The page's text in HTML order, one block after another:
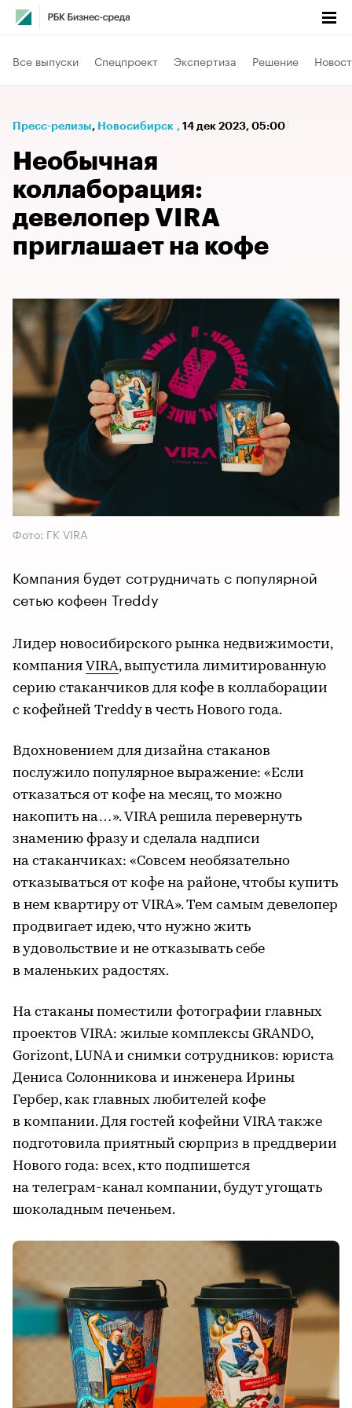
Все выпуски Спецпроект Экспертиза Решение
Пресс-релизы⁠, Новосибирск , 14 дек 2023, 05:00
Необычная
коллаборация:
девелопер VIRA
приглашает на кофе
Фото: ГК VIRA
Компания будет сотрудничать с популярной
сетью кофеен Treddy
Лидер новосибирского рынка недвижимости,
компания VIRA, выпустила лимитированную
серию стаканчиков для кофе в коллаборации
с кофейней Treddy в честь Нового года.
Вдохновением для дизайна стаканов
послужило популярное выражение: «Если
отказаться от кофе на месяц, то можно
накопить на…». VIRA решила перевернуть
знамению фразу и сделала надписи
на стаканчиках: «Совсем необязательно
отказываться от кофе на районе, чтобы купить
в нем квартиру от VIRA». Тем самым девелопер
продвигает идею, что нужно жить
в удовольствие и не отказывать себе
в маленьких радостях.
На стаканы поместили фотографии главных
проектов VIRA: жилые комплексы GRANDO,
Gorizont, LUNA и снимки сотрудников: юриста
Дениса Солонникова и инженера Ирины
Гербер, как главных любителей кофе
в компании. Для гостей кофейни VIRA также
подготовила приятный сюрприз в преддверии
Нового года: всех, кто подпишется
на телеграм-канал компании, будут угощать
шоколадным печеньем.